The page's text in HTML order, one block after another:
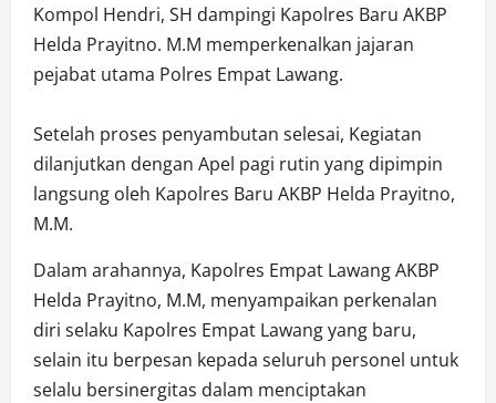
Kompol Hendri, SH dampingi Kapolres Baru AKBP
Helda Prayitno. M.M memperkenalkan jajaran
pejabat utama Polres Empat Lawang.
Setelah proses penyambutan selesai, Kegiatan
dilanjutkan dengan Apel pagi rutin yang dipimpin
langsung oleh Kapolres Baru AKBP Helda Prayitno,
M.M.
Dalam arahannya, Kapolres Empat Lawang AKBP
Helda Prayitno, M.M, menyampaikan perkenalan
diri selaku Kapolres Empat Lawang yang baru,
selain itu berpesan kepada seluruh personel untuk
selalu bersinergitas dalam menciptakan